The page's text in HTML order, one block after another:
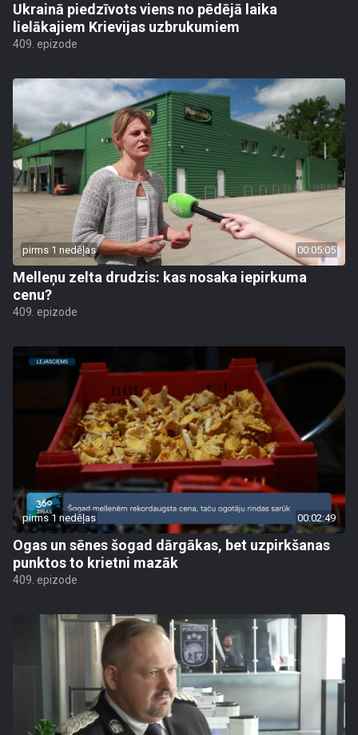
Ukrainā piedzīvots viens no pēdējā laika
lielākajiem Krievijas uzbrukumiem
409. epizode
pirms 1 nedēļas 00:05:05
Melleņu zelta drudzis: kas nosaka iepirkuma
cenu?
409. epizode
pirms 1 nedēļas 00:02:49
Ogas un sēnes šogad dārgākas, bet uzpirkšanas
punktos to krietni mazāk
409. epizode